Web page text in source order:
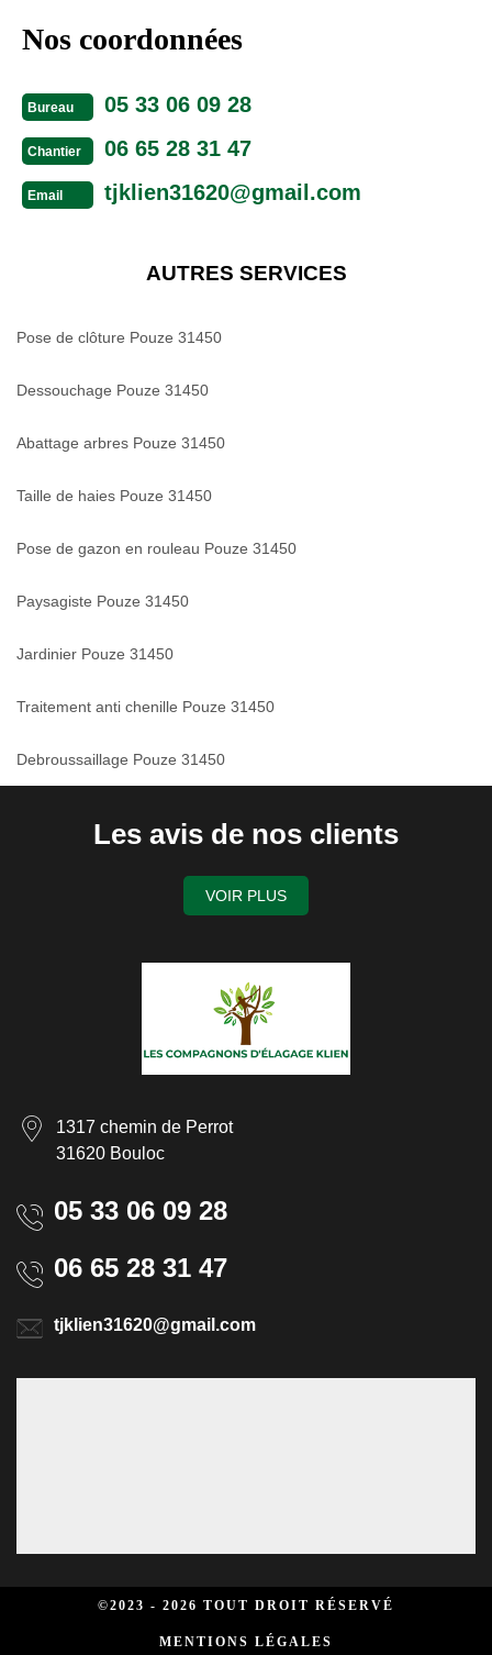
Nos coordonnées
Bureau 05 33 06 09 28
Chantier 06 65 28 31 47
Email tjklien31620@gmail.com
AUTRES SERVICES
Pose de clôture Pouze 31450
Dessouchage Pouze 31450
Abattage arbres Pouze 31450
Taille de haies Pouze 31450
Pose de gazon en rouleau Pouze 31450
Paysagiste Pouze 31450
Jardinier Pouze 31450
Traitement anti chenille Pouze 31450
Debroussaillage Pouze 31450
Les avis de nos clients
VOIR PLUS
1317 chemin de Perrot
31620 Bouloc
05 33 06 09 28
06 65 28 31 47
tjklien31620@gmail.com
©2023 - 2026 TOUT DROIT RÉSERVÉ
MENTIONS LÉGALES